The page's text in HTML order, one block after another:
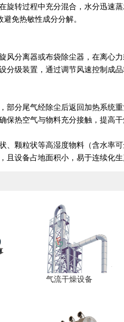
旋转过程中充分混合，水分迅速
避免热敏性成分分解。
风分离器或布袋除尘器，在离心
分级装置，通过调节风速控制成品
部分尾气经除尘后返回加热系统
保热空气与物料充分接触，提高干
、颗粒状等高湿度物料（含水率
且设备占地面积小，易于连续化生
气流干燥设备